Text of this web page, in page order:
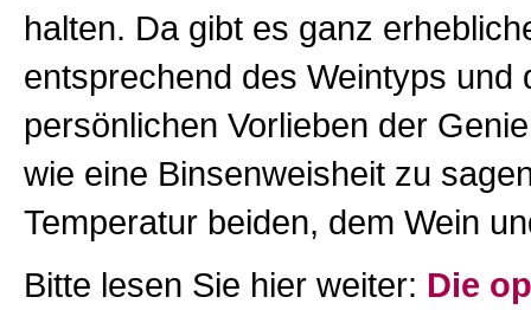
halten. Da gibt es ganz
entsprechend des Weintyps und
persönlichen Vorlieben der
wie eine Binsenweisheit zu
Temperatur beiden, dem Wein
Bitte lesen Sie hier weiter: Die